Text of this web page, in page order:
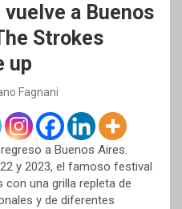
vuelve a Buenos
Strokes
up
Fagnani
a Buenos Aires.
y 2023, el famoso festival
con una grilla repleta de
y de diferentes